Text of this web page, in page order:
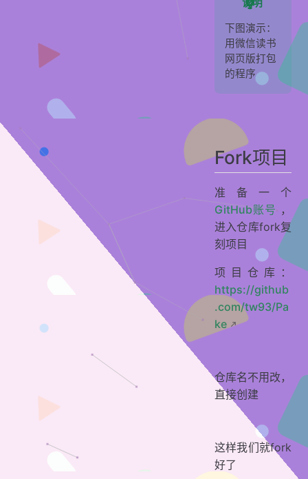
说明
下图演示：
用微信读书
网页版打包
的程序
Fork项目
准备一个
GitHub账号，
进入仓库fork复
刻项目
项目仓库：
https://github
.com/tw93/Pa
ke
仓库名不用改，
直接创建
这样我们就fork
好了